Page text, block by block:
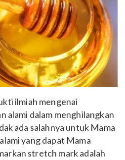
ilmiah mengenai
alami dalam menghilangkan
ada salahnya untuk Mama
yang dapat Mama
stretch mark adalah